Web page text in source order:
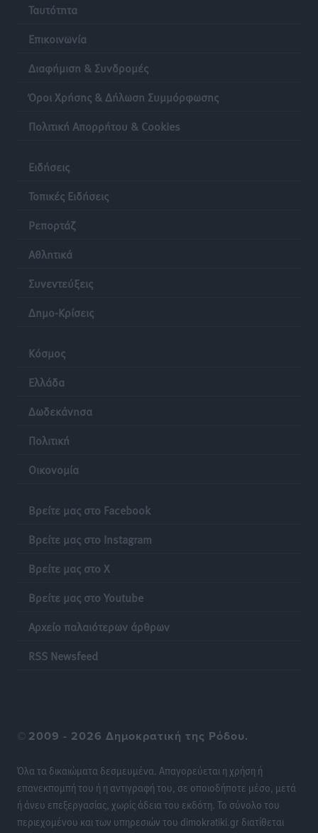
Ταυτότητα
Επικοινωνία
Διαφήμιση & Συνδρομές
Όροι Χρήσης & Δήλωση Συμμόρφωσης
Πολιτική Απορρήτου & Cookies
Ειδήσεις
Τοπικές Ειδήσεις
Ρεπορτάζ
Αθλητικά
Συνεντεύξεις
Δημο-Κρίσεις
Κόσμος
Ελλάδα
Δωδεκάνησα
Πολιτική
Οικονομία
Βρείτε μας στο Facebook
Βρείτε μας στο Instagram
Βρείτε μας στο X
Βρείτε μας στο Youtube
Αρχείο παλαιότερων άρθρων
RSS Newsfeed
© 2009 - 2026 Δημοκρατική της Ρόδου.
Όλα τα δικαιώματα δεσμευμένα. Απαγορεύεται η χρήση ή
επανεκπομπή του ή η αντιγραφή του, σε οποιοδήποτε μέσο, μετά
ή άνευ επεξεργασίας, χωρίς άδεια του εκδότη. Το σύνολο του
περιεχομένου και των υπηρεσιών του dimokratiki.gr διατίθεται